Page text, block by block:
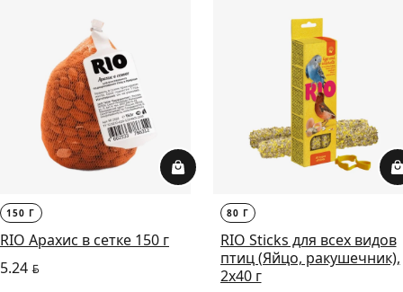
150 Г
RIO Арахис в сетке 150 г
5.24 BYN
80 Г
RIO Sticks для всех видов
птиц (Яйцо, ракушечник),
2х40 г